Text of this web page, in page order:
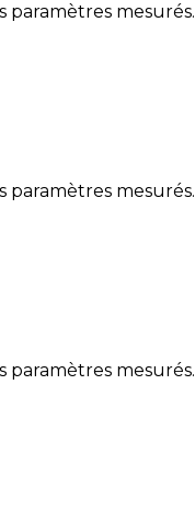
mesurés.
mesurés.
mesurés.